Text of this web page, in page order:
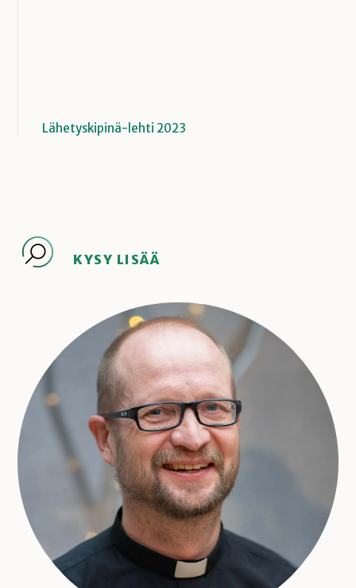
Lähetyskipinä-lehti 2023
KYSY LISÄÄ